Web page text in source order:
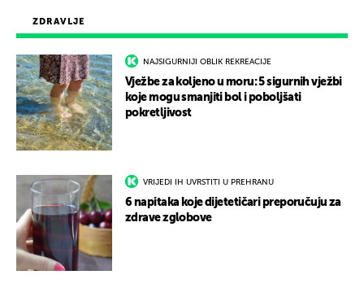
ZDRAVLJE
NAJSIGURNIJI OBLIK REKREACIJE
Vježbe za koljeno u moru: 5 sigurnih vježbi
koje mogu smanjiti bol i poboljšati
pokretljivost
VRIJEDI IH UVRSTITI U PREHRANU
6 napitaka koje dijetetičari preporučuju za
zdrave zglobove